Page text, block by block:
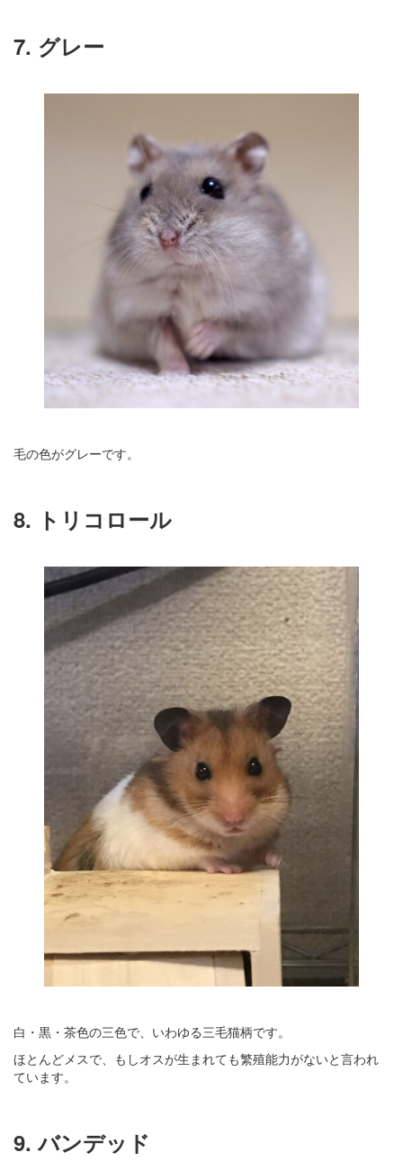
7. グレー
毛の色がグレーです。
8. トリコロール
白・黒・茶色の三色で、いわゆる三毛猫柄です。
ほとんどメスで、もしオスが生まれても繁殖能力がないと言われ
ています。
9. バンデッド